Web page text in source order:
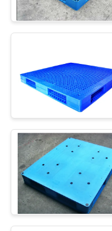
LIÊN
HỆ
TÔI
TIN
TỨC
CÁC
TRƯỜNG
HỢP
Hệ
Lái xe
Pallet